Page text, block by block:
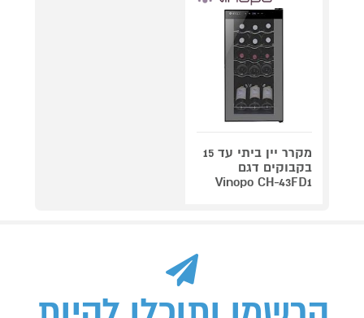
מקרר יין ביתי עד 15
בקבוקים דגם
Vinopo CH-43FD1